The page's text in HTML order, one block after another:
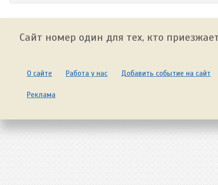
Сайт номер один для тех, кто
О сайте Работа у нас Добавить событие на сайт
Реклама